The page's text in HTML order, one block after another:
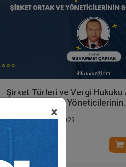
×
Şirket Türleri ve Vergi Hukuku
Şirket Ortak ve Yöneticilerinin
Sorumlulukları Video Eğitimi
Yayın Tarihi: 5.05.2023